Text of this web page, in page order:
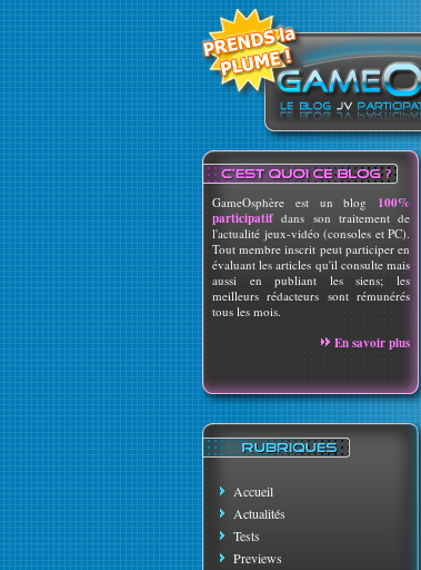
GameOsphère est un blog 100%
participatif dans son traitement de
l'actualité jeux-vidéo (consoles et PC).
Tout membre inscrit peut participer en
évaluant les articles qu'il consulte mais
aussi en publiant les siens; les
meilleurs rédacteurs sont rémunérés
tous les mois.
En savoir plus
Accueil
Actualités
Tests
Previews